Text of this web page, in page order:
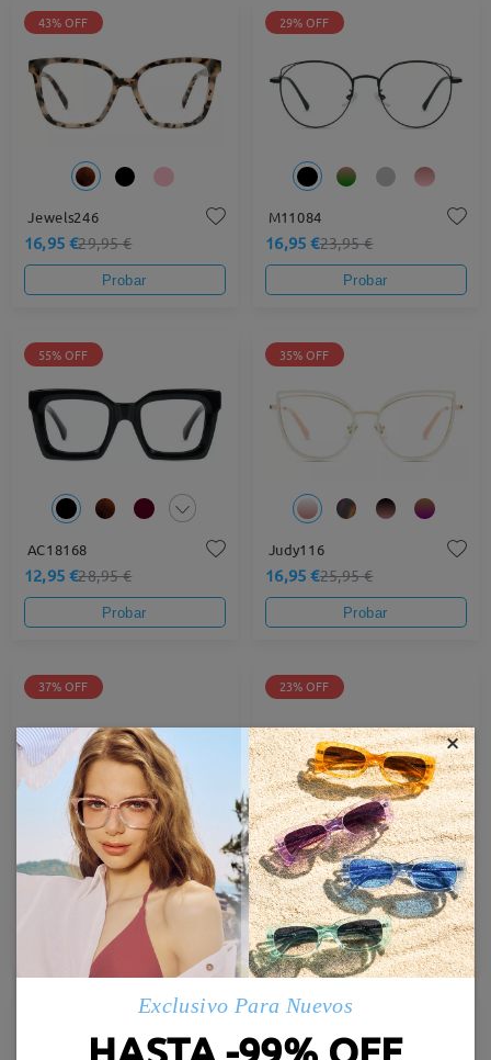
43% OFF
Jewels246
16,95 €29,95 €
Probar
29% OFF
M11084
16,95 €23,95 €
Probar
55% OFF
AC18168
12,95 €28,95 €
Probar
35% OFF
Judy116
16,95 €25,95 €
Probar
37% OFF
M44779
26,95 €
Probar
23% OFF
TR54856
16,95 €21,95 €
Probar
×
Exclusivo Para Nuevos